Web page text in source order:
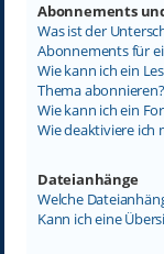
Abonnements
Was ist der
Abonnements für
Wie kann ich ein
Thema abonnieren?
Wie kann ich ein
Wie deaktiviere ich
Dateianhänge
Welche
Kann ich eine